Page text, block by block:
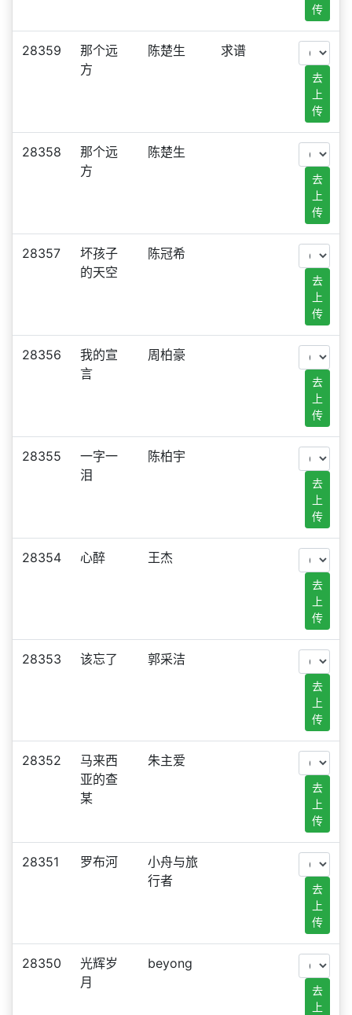
传
28359
那个远
方
陈楚生 求谱
去
上
传
28358
那个远
方
陈楚生
去
上
传
28357
坏孩子
的天空
陈冠希
去
上
传
28356
我的宣
言
周柏豪
去
上
传
28355
一字一
泪
陈柏宇
去
上
传
28354 心醉 王杰
去
上
传
28353 该忘了 郭采洁
去
上
传
28352
马来西
亚的查
某
朱主爱
去
上
传
28351 罗布河
小舟与旅
行者
去
上
传
28350
光辉岁
月
beyong
去
上